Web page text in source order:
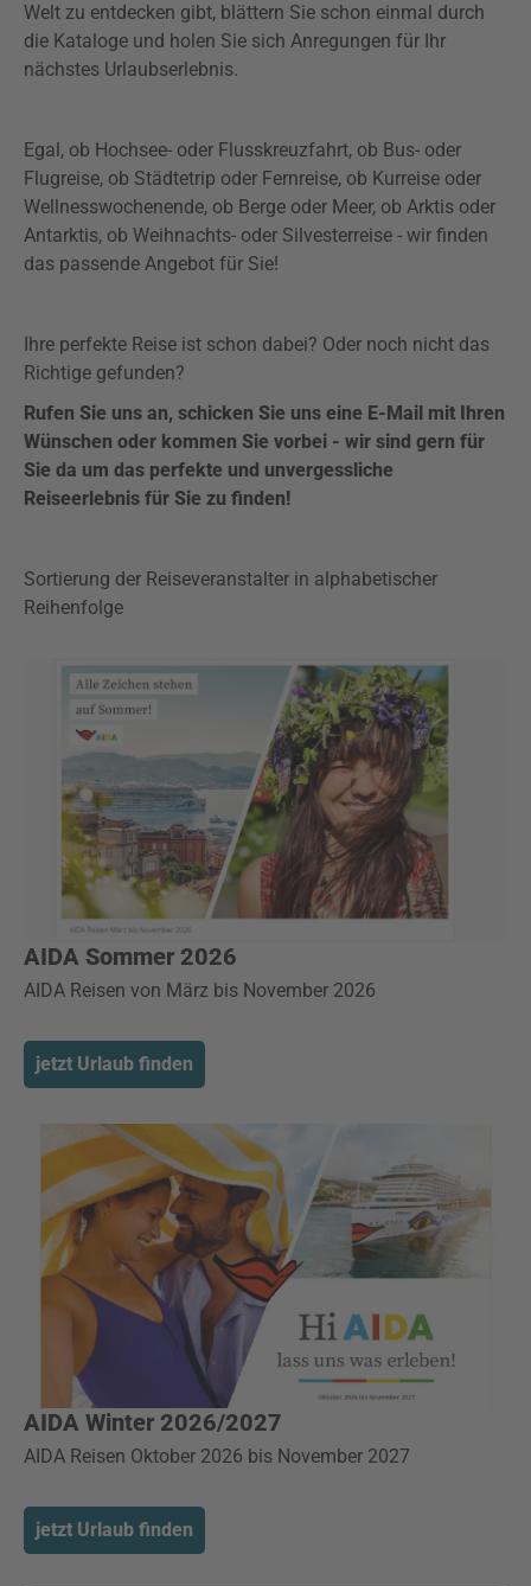
Welt zu entdecken gibt, blättern Sie schon einmal durch
die Kataloge und holen Sie sich Anregungen für Ihr
nächstes Urlaubserlebnis.
Egal, ob Hochsee- oder Flusskreuzfahrt, ob Bus- oder
Flugreise, ob Städtetrip oder Fernreise, ob Kurreise oder
Wellnesswochenende, ob Berge oder Meer, ob Arktis oder
Antarktis, ob Weihnachts- oder Silvesterreise - wir finden
das passende Angebot für Sie!
Ihre perfekte Reise ist schon dabei? Oder noch nicht das
Richtige gefunden?
Rufen Sie uns an, schicken Sie uns eine E-Mail mit Ihren
Wünschen oder kommen Sie vorbei - wir sind gern für
Sie da um das perfekte und unvergessliche
Reiseerlebnis für Sie zu finden!
Sortierung der Reiseveranstalter in alphabetischer
Reihenfolge
AIDA Sommer 2026
AIDA Reisen von März bis November 2026
jetzt Urlaub finden
AIDA Winter 2026/2027
AIDA Reisen Oktober 2026 bis November 2027
jetzt Urlaub finden